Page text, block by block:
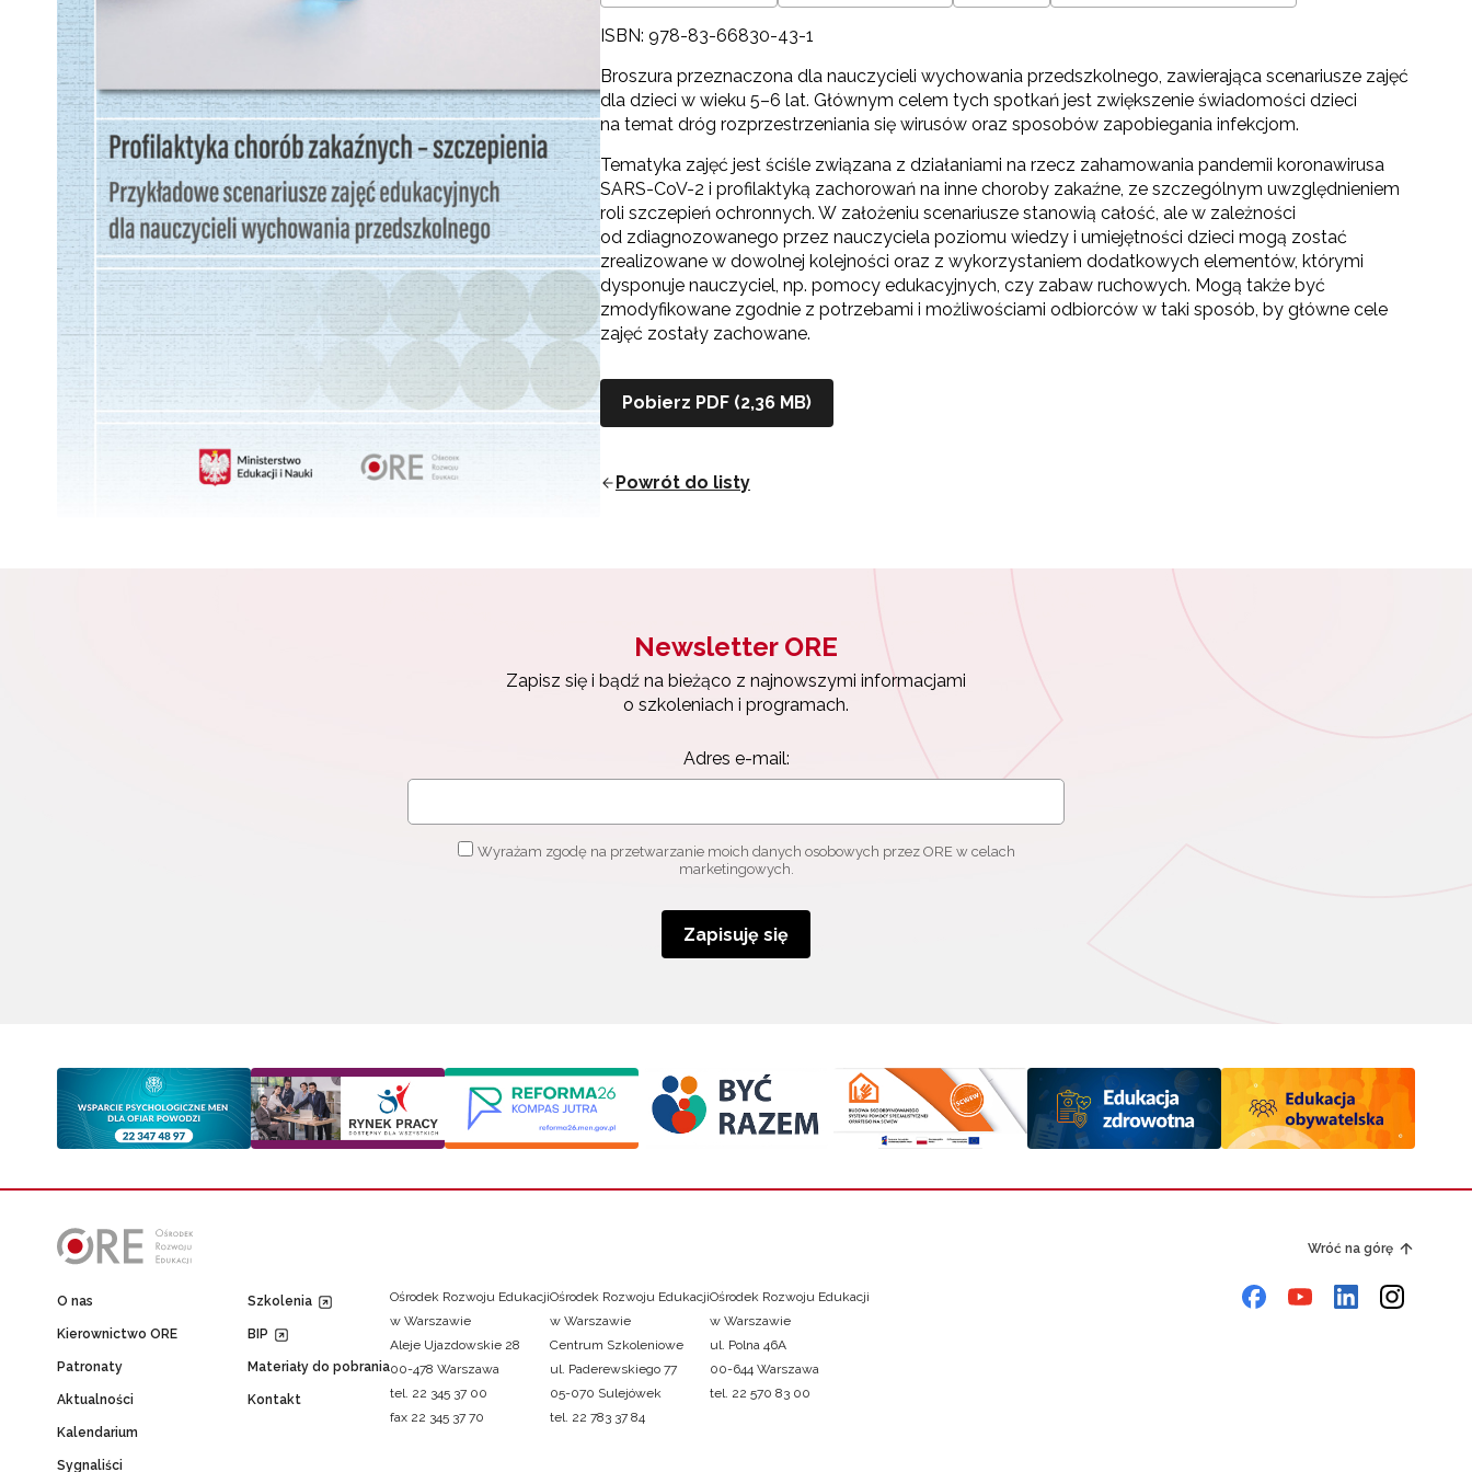
ISBN: 978-83-66830-43-1
Broszura przeznaczona dla nauczycieli wychowania przedszkolnego, zawierająca scenariusze zajęć
dla dzieci w wieku 5–6 lat. Głównym celem tych spotkań jest zwiększenie świadomości dzieci
na temat dróg rozprzestrzeniania się wirusów oraz sposobów zapobiegania infekcjom.
Tematyka zajęć jest ściśle związana z działaniami na rzecz zahamowania pandemii koronawirusa
SARS-CoV-2 i profilaktyką zachorowań na inne choroby zakaźne, ze szczególnym uwzględnieniem
roli szczepień ochronnych. W założeniu scenariusze stanowią całość, ale w zależności
od zdiagnozowanego przez nauczyciela poziomu wiedzy i umiejętności dzieci mogą zostać
zrealizowane w dowolnej kolejności oraz z wykorzystaniem dodatkowych elementów, którymi
dysponuje nauczyciel, np. pomocy edukacyjnych, czy zabaw ruchowych. Mogą także być
zmodyfikowane zgodnie z potrzebami i możliwościami odbiorców w taki sposób, by główne cele
zajęć zostały zachowane.
Pobierz PDF (2,36 MB)
Powrót do listy
Newsletter ORE
Zapisz się i bądź na bieżąco z najnowszymi informacjami
o szkoleniach i programach.
Adres e-mail:
Wyrażam zgodę na przetwarzanie moich danych osobowych przez ORE w celach
marketingowych.
Zapisuję się
Wróć na górę
O nas
Kierownictwo ORE
Patronaty
Aktualności
Kalendarium
Sygnaliści
Szkolenia
BIP
Materiały do pobrania
Kontakt
Ośrodek Rozwoju Edukacji
w Warszawie
Aleje Ujazdowskie 28
00-478 Warszawa
tel. 22 345 37 00
fax 22 345 37 70
Ośrodek Rozwoju Edukacji
w Warszawie
Centrum Szkoleniowe
ul. Paderewskiego 77
05-070 Sulejówek
tel. 22 783 37 84
Ośrodek Rozwoju Edukacji
w Warszawie
ul. Polna 46A
00-644 Warszawa
tel. 22 570 83 00
Wyrażam zgodę na przetwarzanie moich danych osobowych przez ORE w
Zapisuję się